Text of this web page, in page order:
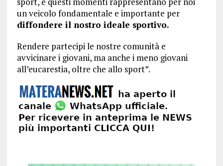
un veicolo fondamentale e importante per
diffondere il nostro ideale sportivo.
Rendere partecipi le nostre comunità e
avvicinare i giovani, ma anche i meno giovani
all’eucarestia, oltre che allo sport”.